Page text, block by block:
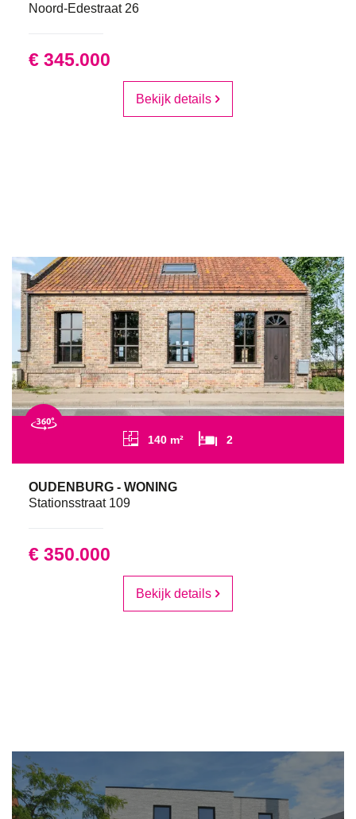
Noord-Edestraat 26
€ 345.000
Bekijk details
140 m² 2
OUDENBURG - WONING
Stationsstraat 109
€ 350.000
Bekijk details